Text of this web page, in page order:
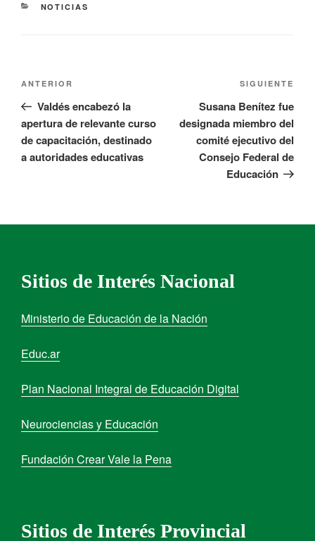
NOTICIAS
ANTERIOR
Valdés encabezó la
apertura de relevante curso
de capacitación, destinado
a autoridades educativas
SIGUIENTE
Susana Benítez fue
designada miembro del
comité ejecutivo del
Consejo Federal de
Educación
Sitios de Interés Nacional
Ministerio de Educación de la Nación
Educ.ar
Plan Nacional Integral de Educación Digital
Neurociencias y Educación
Fundación Crear Vale la Pena
Sitios de Interés Provincial